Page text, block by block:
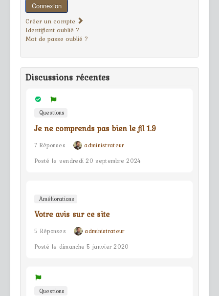
Connexion
Créer un compte
Identifiant oublié ?
Mot de passe oublié ?
Discussions récentes
Questions
Je ne comprends pas bien le fil 1.9
7 Réponses
administrateur
Posté le vendredi 20 septembre 2024
Améliorations
Votre avis sur ce site
5 Réponses
administrateur
Posté le dimanche 5 janvier 2020
Questions